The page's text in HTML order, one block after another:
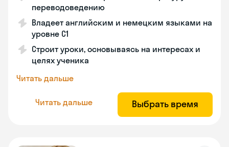
переводоведению
Владеет английским и немецким языками на
уровне C1
Строит уроки, основываясь на интересах и
целях ученика
Читать дальше
Читать дальше Выбрать время